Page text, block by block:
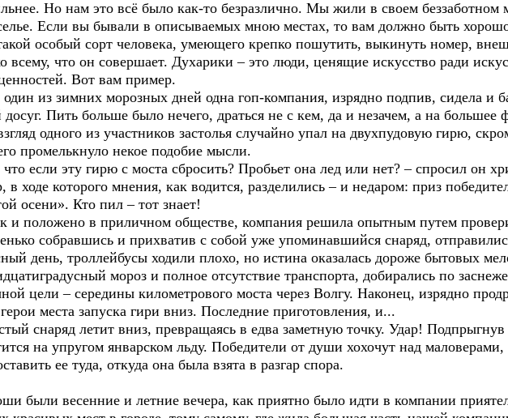
Но нам это всё было как-то безразлично. Мы жили в своем беззаботном
Если вы бывали в описываемых мною местах, то вам должно быть
особый сорт человека, умеющего крепко пошутить, выкинуть номер,
всему, что он совершает. Духарики – это люди, ценящие искусство ради
Вот вам пример.
из зимних морозных дней одна гоп-компания, изрядно подпив, сидела и
досуг. Пить больше было нечего, драться не с кем, да и незачем, а на большее
одного из участников застолья случайно упал на двухпудовую гирю,
промелькнуло некое подобие мысли.
если эту гирю с моста сбросить? Пробьет она лед или нет? – спросил он
ходе которого мнения, как водится, разделились – и недаром: приз
осени». Кто пил – тот знает!
положено в приличном обществе, компания решила опытным путем
собравшись и прихватив с собой уже упоминавшийся снаряд,
день, троллейбусы ходили плохо, но истина оказалась дороже бытовых
мороз и полное отсутствие транспорта, добирались по
цели – середины километрового моста через Волгу. Наконец, изрядно
места запуска гири вниз. Последние приготовления, и...
снаряд летит вниз, превращаясь в едва заметную точку. Удар! Подпрыгнув
на упругом январском льду. Победители от души хохочут над маловерами,
ее туда, откуда она была взята в разгар спора.
были весенние и летние вечера, как приятно было идти в компании